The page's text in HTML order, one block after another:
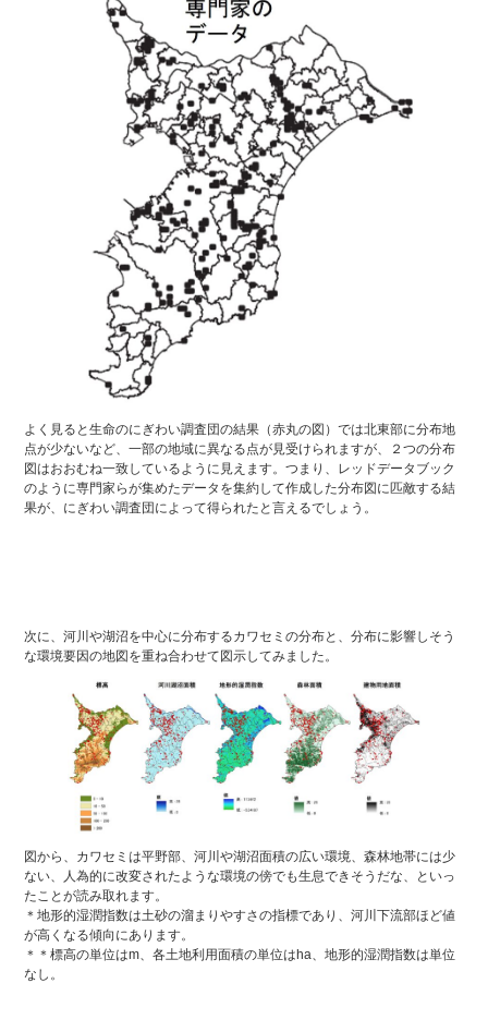
よく見ると生命のにぎわい調査団の結果（赤丸の図）では北東部に分布地
点が少ないなど、一部の地域に異なる点が見受けられますが、２つの分布
図はおおむね一致しているように見えます。つまり、レッドデータブック
のように専門家らが集めたデータを集約して作成した分布図に匹敵する結
果が、にぎわい調査団によって得られたと言えるでしょう。
次に、河川や湖沼を中心に分布するカワセミの分布と、分布に影響しそう
な環境要因の地図を重ね合わせて図示してみました。
図から、カワセミは平野部、河川や湖沼面積の広い環境、森林地帯には少
ない、人為的に改変されたような環境の傍でも生息できそうだな、といっ
たことが読み取れます。
＊地形的湿潤指数は土砂の溜まりやすさの指標であり、河川下流部ほど値
が高くなる傾向にあります。
＊＊標高の単位はm、各土地利用面積の単位はha、地形的湿潤指数は単位
なし。